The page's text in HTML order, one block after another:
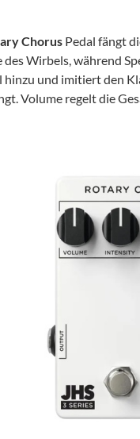
Chorus Pedal fängt
Wirbels, während
und imitiert den
Volume regelt die